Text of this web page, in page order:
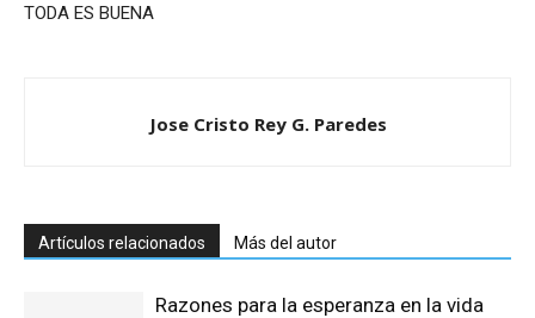
TODA ES BUENA
Jose Cristo Rey G. Paredes
Artículos relacionados Más del autor
Razones para la esperanza en la vida